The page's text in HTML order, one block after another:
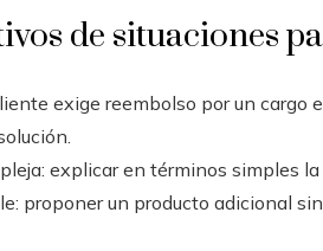
de situaciones
exige reembolso por un cargo
explicar en términos simples
proponer un producto adicional